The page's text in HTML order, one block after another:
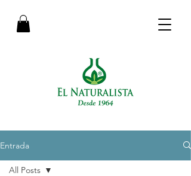
Entrada
All Posts